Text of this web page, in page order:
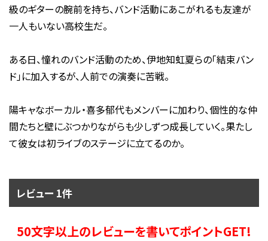
級のギターの腕前を持ち、バンド活動にあこがれるも友達が
一人もいない高校生だ。
ある日、憧れのバンド活動のため、伊地知虹夏らの「結束バン
ド」に加入するが、人前での演奏に苦戦。
陽キャなボーカル・喜多郁代もメンバーに加わり、個性的な仲
間たちと壁にぶつかりながらも少しずつ成長していく。果たし
て彼女は初ライブのステージに立てるのか。
レビュー 1件
50文字以上のレビューを書いてポイントGET!